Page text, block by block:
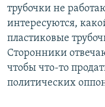
трубочки не
интересуются,
пластиковые
Сторонники
чтобы что-то
политических